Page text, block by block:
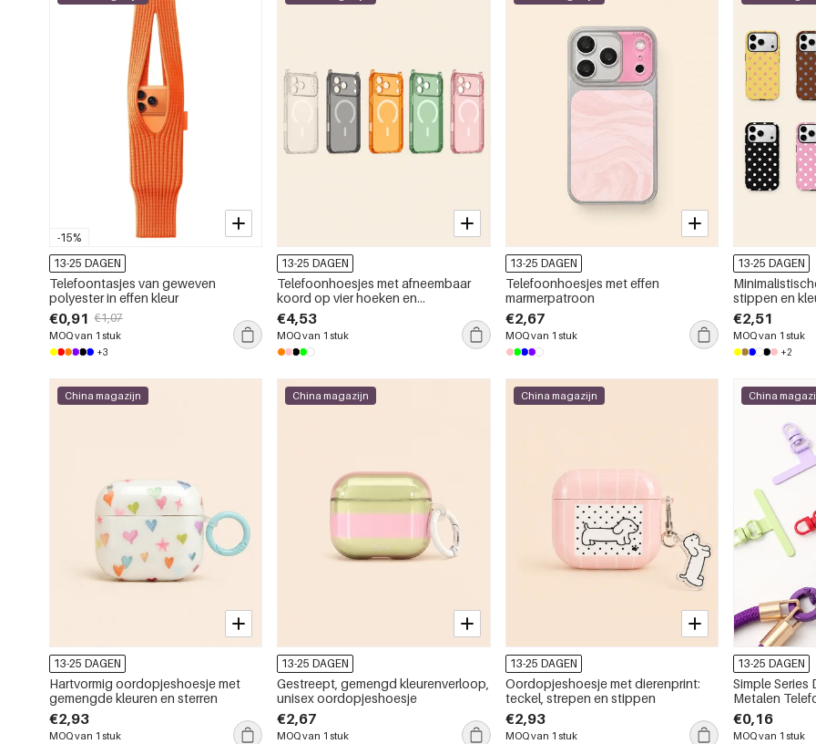
-15%
13-25 DAGEN
Telefoontasjes van geweven
polyester in effen kleur
€0,91 €1,07
MOQ van 1 stuk
+3
13-25 DAGEN
Telefoonhoesjes met afneembaar
koord op vier hoeken en
magnetische sluiting
€4,53
MOQ van 1 stuk
13-25 DAGEN
Telefoonhoesjes met effen
marmerpatroon
€2,67
MOQ van 1 stuk
13-25 DAGEN
stippen en
voorzien van
€2,51
MOQ van 1 stuk
+2
China magazijn
13-25 DAGEN
Hartvormig oordopjeshoesje met
gemengde kleuren en sterren
€2,93
MOQ van 1 stuk
China magazijn
13-25 DAGEN
Gestreept, gemengd kleurenverloop,
unisex oordopjeshoesje
€2,67
MOQ van 1 stuk
China magazijn
13-25 DAGEN
Oordopjeshoesje met dierenprint:
teckel, strepen en stippen
€2,93
MOQ van 1 stuk
China
13-25 DAGEN
Simple Series
Metalen
€0,16
MOQ van 1 stuk